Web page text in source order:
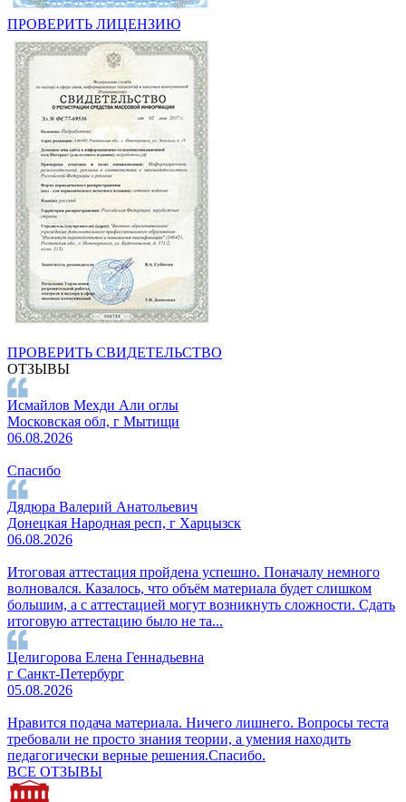
ПРОВЕРИТЬ ЛИЦЕНЗИЮ
ПРОВЕРИТЬ СВИДЕТЕЛЬСТВО
ОТЗЫВЫ
Исмайлов Мехди Али оглы
Московская обл, г Мытищи
06.08.2026
Спасибо
Дядюра Валерий Анатольевич
Донецкая Народная респ, г Харцызск
06.08.2026
Итоговая аттестация пройдена успешно. Поначалу немного
волновался. Казалось, что объём материала будет слишком
большим, а с аттестацией могут возникнуть сложности. Сдать
итоговую аттестацию было не та...
Целигорова Елена Геннадьевна
г Санкт-Петербург
05.08.2026
Нравится подача материала. Ничего лишнего. Вопросы теста
требовали не просто знания теории, а умения находить
педагогически верные решения.Спасибо.
ВСЕ ОТЗЫВЫ